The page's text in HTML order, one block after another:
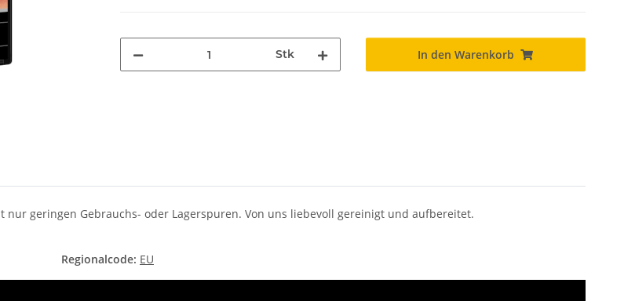
Stk In den Warenkorb
nur geringen Gebrauchs- oder Lagerspuren. Von uns liebevoll gereinigt und aufbereitet.
Regionalcode: EU